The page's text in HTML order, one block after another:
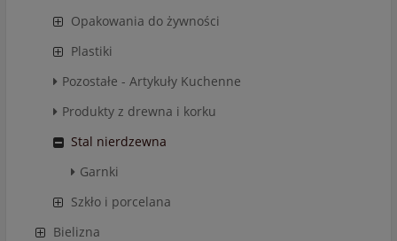
Opakowania do żywności
Plastiki
Pozostałe - Artykuły Kuchenne
Produkty z drewna i korku
Stal nierdzewna
Garnki
Szkło i porcelana
Bielizna